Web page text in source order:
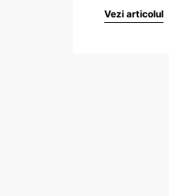
Vezi articolul